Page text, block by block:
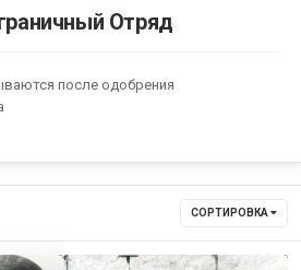
Отряд
после одобрения
СОРТИРОВКА